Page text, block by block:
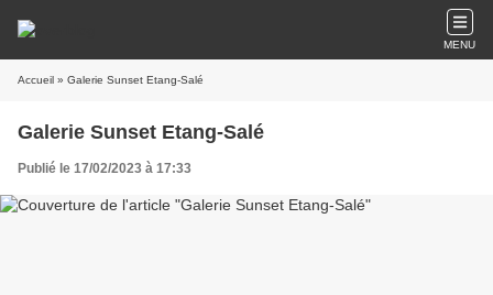
MENU
Accueil » Galerie Sunset Etang-Salé
Galerie Sunset Etang-Salé
Publié le 17/02/2023 à 17:33